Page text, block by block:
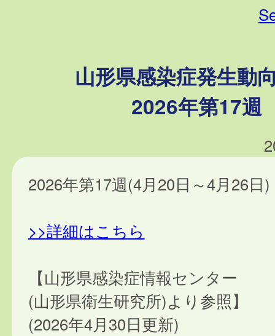
山形県感染症発生動
2026年第17週
2026年第17週(4月20日～4月26日)
>>詳細はこちら
【山形県感染症情報センター
(山形県衛生研究所)より参照】
(2026年4月30日更新)